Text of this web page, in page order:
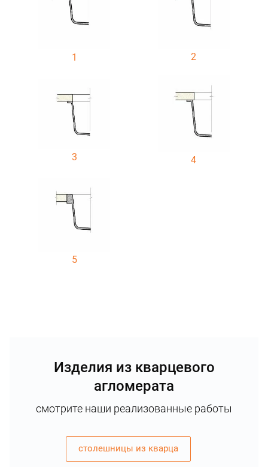
1 2
3 4
5
Изделия из кварцевого
агломерата
смотрите наши реализованные работы
столешницы из кварца